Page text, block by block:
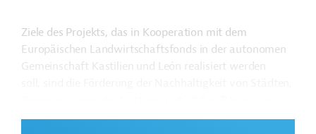
Ziele des Projekts, das in Kooperation mit dem
Europäischen Landwirtschaftsfonds in der autonomen
Gemeinschaft Kastilien und León realisiert werden
Ferner sollen kleine und mittlere Unternehmen